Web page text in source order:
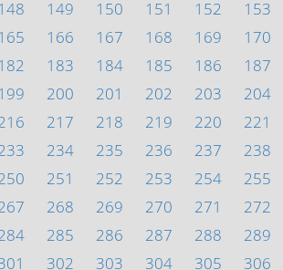
148 149 150 151 152 153
165 166 167 168 169 170
182 183 184 185 186 187
199 200 201 202 203 204
217 218 219 220 221
234 235 236 237 238
251 252 253 254 255
268 269 270 271 272
285 286 287 288 289
302 303 304 305 306